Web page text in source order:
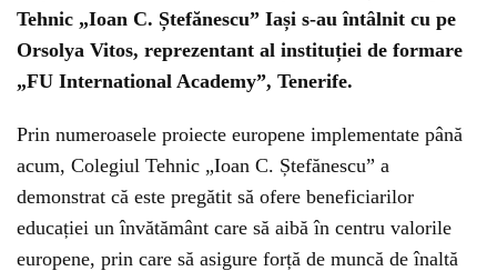
Tehnic „Ioan C. Ștefănescu” Iași s-au întâlnit cu pe
Orsolya Vitos, reprezentant al instituției de formare
„FU International Academy”, Tenerife.
Prin numeroasele proiecte europene implementate până
acum, Colegiul Tehnic „Ioan C. Ștefănescu” a
demonstrat că este pregătit să ofere beneficiarilor
educației un învătământ care să aibă în centru valorile
europene, prin care să asigure forță de muncă de înaltă